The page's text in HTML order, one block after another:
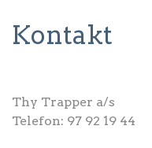
Kontakt
Thy Trapper a/s
Telefon: 97 92 19 44